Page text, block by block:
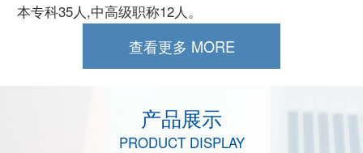
本专科35人,中高级职称12人。
查看更多 MORE
产品展示
PRODUCT DISPLAY